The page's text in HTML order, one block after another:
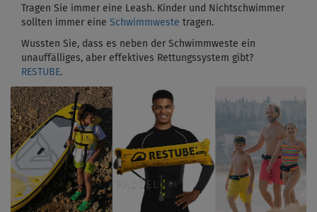
Tragen Sie immer eine Leash. Kinder und Nichtschwimmer
sollten immer eine Schwimmweste tragen.
Wussten Sie, dass es neben der Schwimmweste ein
unauffälliges, aber effektives Rettungssystem gibt?
RESTUBE.